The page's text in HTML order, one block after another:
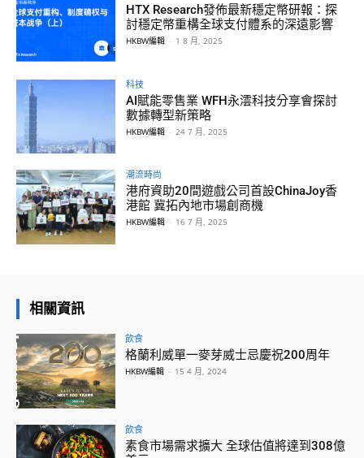
HTX Research發佈最新穩定幣研報：探
討穩定幣重構全球支付體系的深遠影響
HKBW編輯 - 1 8 月, 2025
科技
AI賦能零售業 WFH永澐科技分享會探討
數據轉型新策略
HKBW編輯 - 24 7 月, 2025
潮流時尚
港府資助20間遊戲公司首設ChinaJoy香
港館 冀拓內地市場創商機
HKBW編輯 - 16 7 月, 2025
相關資訊
飲食
格蘭利威單一麥芽威士忌慶祝200周年
HKBW編輯 - 15 4 月, 2024
飲食
素食市場需求擴大 全球估值將達到308億